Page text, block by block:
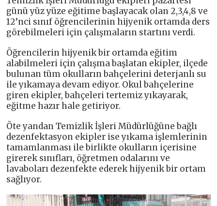
günü yüz yüze eğitime başlayacak olan 2,3,4,8 ve
12’nci sınıf öğrencilerinin hijyenik ortamda ders
görebilmeleri için çalışmaların startını verdi.
Öğrencilerin hijyenik bir ortamda eğitim
alabilmeleri için çalışma başlatan ekipler, ilçede
bulunan tüm okulların bahçelerini deterjanlı su
ile yıkamaya devam ediyor. Okul bahçelerine
giren ekipler, bahçeleri tertemiz yıkayarak,
eğitme hazır hale getiriyor.
Öte yandan Temizlik İşleri Müdürlüğüne bağlı
dezenfektasyon ekipler ise yıkama işlemlerinin
tamamlanması ile birlikte okulların içerisine
girerek sınıfları, öğretmen odalarını ve
lavaboları dezenfekte ederek hijyenik bir ortam
sağlıyor.